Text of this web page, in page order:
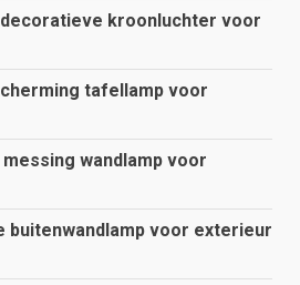
kroonluchter voor
tafellamp voor
wandlamp voor
buitenwandlamp voor exterieur